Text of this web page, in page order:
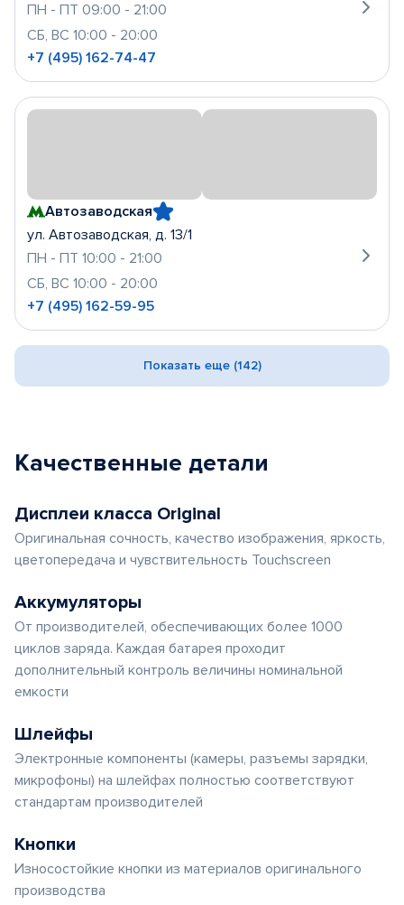
ПН - ПТ 09:00 - 21:00
СБ, ВС 10:00 - 20:00
+7 (495) 162-74-47
Автозаводская
ул. Автозаводская, д. 13/1
ПН - ПТ 10:00 - 21:00
СБ, ВС 10:00 - 20:00
+7 (495) 162-59-95
Показать еще (142)
Качественные детали
Дисплеи класса Original
Оригинальная сочность, качество изображения, яркость,
цветопередача и чувствительность Touchscreen
Аккумуляторы
От производителей, обеспечивающих более 1000
циклов заряда. Каждая батарея проходит
дополнительный контроль величины номинальной
емкости
Шлейфы
Электронные компоненты (камеры, разъемы зарядки,
микрофоны) на шлейфах полностью соответствуют
стандартам производителей
Кнопки
Износостойкие кнопки из материалов оригинального
производства